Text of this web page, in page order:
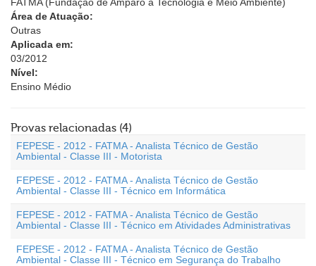
Área de Atuação:
Outras
Aplicada em:
03/2012
Nível:
Ensino Médio
Provas relacionadas (4)
FEPESE - 2012 - FATMA - Analista Técnico de Gestão
Ambiental - Classe III - Motorista
FEPESE - 2012 - FATMA - Analista Técnico de Gestão
Ambiental - Classe III - Técnico em Informática
FEPESE - 2012 - FATMA - Analista Técnico de Gestão
Ambiental - Classe III - Técnico em Atividades Administrativas
FEPESE - 2012 - FATMA - Analista Técnico de Gestão
Ambiental - Classe III - Técnico em Segurança do Trabalho